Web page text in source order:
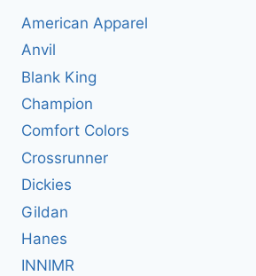
American Apparel
Anvil
Blank King
Champion
Comfort Colors
Crossrunner
Dickies
Gildan
Hanes
INNIMR